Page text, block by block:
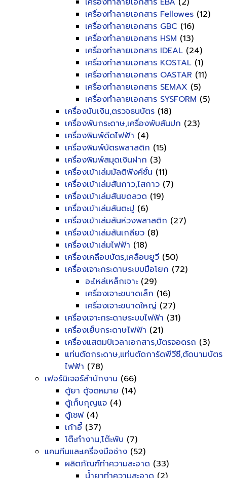
เครื่องทำลายเอกสาร Fellowes (12)
เครื่องทำลายเอกสาร GBC (16)
เครื่องทำลายเอกสาร HSM (13)
เครื่องทำลายเอกสาร IDEAL (24)
เครื่องทำลายเอกสาร KOSTAL (1)
เครื่องทำลายเอกสาร OASTAR (11)
เครื่องทำลายเอกสาร SEMAX (5)
เครื่องทำลายเอกสาร SYSFORM (5)
เครื่องนับเงิน,ตรวจธนบัตร (18)
เครื่องพับกระดาษ,เครื่องพับสันปก (23)
เครื่องพิมพ์ดีดไฟฟ้า (4)
เครื่องพิมพ์บัตรพลาสติก (15)
เครื่องพิมพ์สมุดเงินฝาก (3)
เครื่องเข้าเล่มมัลติฟังค์ชั่น (11)
เครื่องเข้าเล่มสันกาว,ไสกาว (7)
เครื่องเข้าเล่มสันขดลวด (19)
เครื่องเข้าเล่มสันตะปู (6)
เครื่องเข้าเล่มสันห่วงพลาสติก (27)
เครื่องเข้าเล่มสันเกลียว (8)
เครื่องเข้าเล่มไฟฟ้า (18)
เครื่องเคลือบบัตร,เคลือบยูวี (50)
เครื่องเจาะกระดาษระบบมือโยก (72)
อะไหล่เหล็กเจาะ (29)
เครื่องเจาะขนาดเล็ก (16)
เครื่องเจาะขนาดใหญ่ (27)
เครื่องเจาะกระดาษระบบไฟฟ้า (31)
เครื่องเย็บกระดาษไฟฟ้า (21)
เครื่องแสตมป์เวลาเอกสาร,บัตรจอดรถ (3)
แท่นตัดกระดาษ,แท่นตัดการ์ดพีวีซี,ตัดนามบัตร
ไฟฟ้า (78)
เฟอร์นิเจอร์สำนักงาน (66)
ตู้ยา ตู้จดหมาย (14)
ตู้เก็บกุญแจ (4)
ตู้เซฟ(4)
เก้าอี้ (37)
โต๊ะทำงาน,โต๊ะพับ (7)
แคนทีนและเครื่องมือช่าง (52)
ผลิตภัณฑ์ทำความสะอาด (33)